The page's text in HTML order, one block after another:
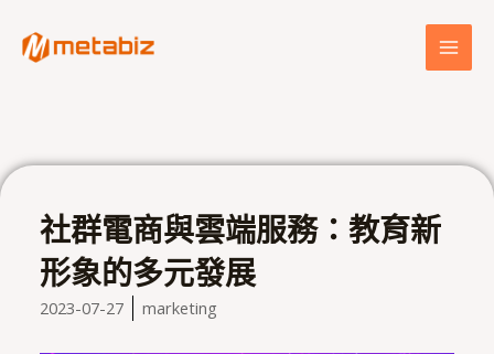
社群電商與雲端服務：教育新
形象的多元發展
2023-07-27 marketing